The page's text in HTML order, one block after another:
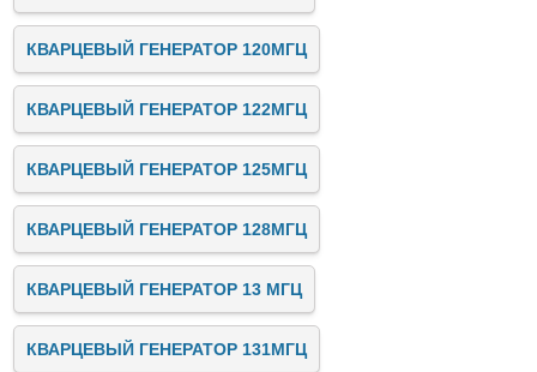
КВАРЦЕВЫЙ ГЕНЕРАТОР 120МГЦ
КВАРЦЕВЫЙ ГЕНЕРАТОР 122МГЦ
КВАРЦЕВЫЙ ГЕНЕРАТОР 125МГЦ
КВАРЦЕВЫЙ ГЕНЕРАТОР 128МГЦ
КВАРЦЕВЫЙ ГЕНЕРАТОР 13 МГЦ
КВАРЦЕВЫЙ ГЕНЕРАТОР 131МГЦ